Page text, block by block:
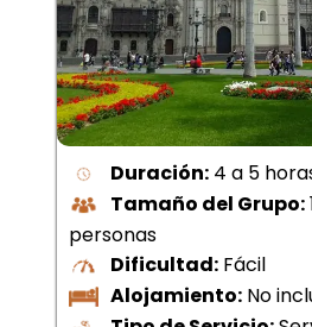
Duración:4 a 5
Tamaño del Grupo:
personas
Dificultad:Fácil
Alojamiento:No